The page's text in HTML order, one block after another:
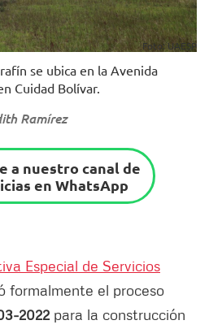
Foto: UAESP
se ubica en la Avenida
Cuidad Bolívar.
Ramírez
a nuestro canal de
en WhatsApp
Especial de Servicios
formalmente el proceso
2022 para la construcción